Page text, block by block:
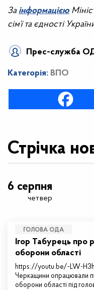
За інформацією
сім’ї та єдності
Прес-служба
Категорія: ВПО
Стрічка
6 серпня
четвер
ГОЛОВА ОДА
Ігор Табурець про
оборони області
https://youtu.be/-LW-
Черкащини опрацювали
оборони області під